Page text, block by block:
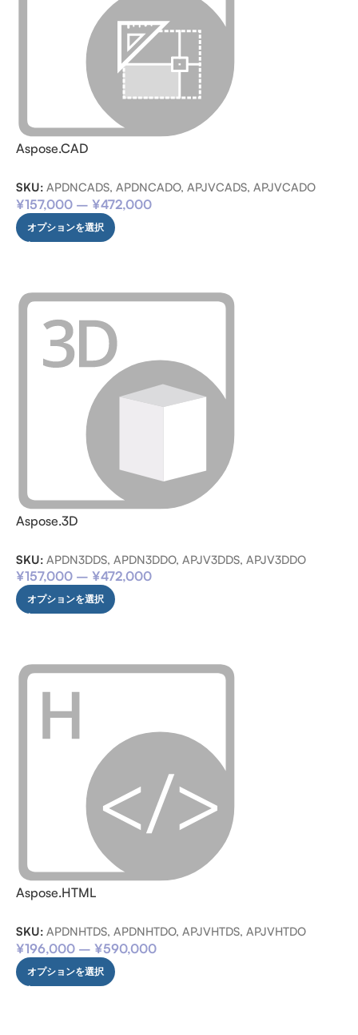
Aspose.CAD
SKU: APDNCADS, APDNCADO, APJVCADS, APJVCADO
¥157,000 – ¥472,000
オプションを選択
Aspose.3D
SKU: APDN3DDS, APDN3DDO, APJV3DDS, APJV3DDO
¥157,000 – ¥472,000
オプションを選択
Aspose.HTML
SKU: APDNHTDS, APDNHTDO, APJVHTDS, APJVHTDO
¥196,000 – ¥590,000
オプションを選択